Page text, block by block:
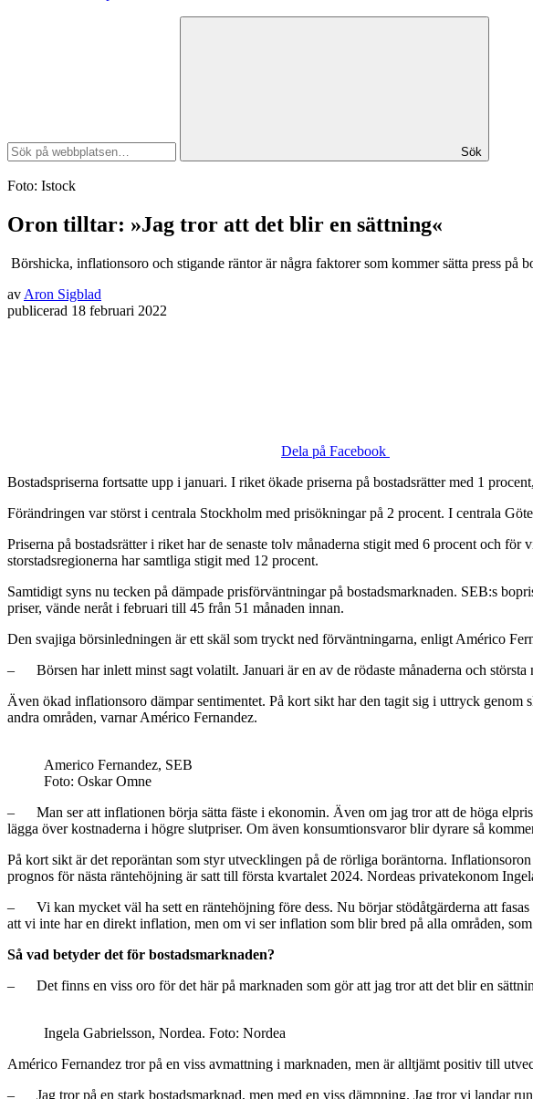
Sök
Foto: Istock
Oron tilltar: »Jag tror att det blir en sättning«
Börshicka, inflationsoro och stigande räntor är några faktorer som kommer sätta press på
av Aron Sigblad
publicerad 18 februari 2022
Dela på Facebook
Bostadspriserna fortsatte upp i januari. I riket ökade priserna på bostadsrätter med 1
Förändringen var störst i centrala Stockholm med prisökningar på 2 procent. I centrala
Priserna på bostadsrätter i riket har de senaste tolv månaderna stigit med 6 procent och
storstadsregionerna har samtliga stigit med 12 procent.
Samtidigt syns nu tecken på dämpade prisförväntningar på bostadsmarknaden. SEB:s
priser, vände neråt i februari till 45 från 51 månaden innan.
Den svajiga börsinledningen är ett skäl som tryckt ned förväntningarna, enligt Américo
– Börsen har inlett minst sagt volatilt. Januari är en av de rödaste månaderna och största
Även ökad inflationsoro dämpar sentimentet. På kort sikt har den tagit sig i uttryck
andra områden, varnar Américo Fernandez.
Americo Fernandez, SEB
Foto: Oskar Omne
– Man ser att inflationen börja sätta fäste i ekonomin. Även om jag tror att de höga
lägga över kostnaderna i högre slutpriser. Om även konsumtionsvaror blir dyrare så
På kort sikt är det reporäntan som styr utvecklingen på de rörliga boräntorna.
prognos för nästa räntehöjning är satt till första kvartalet 2024. Nordeas privatekonom
– Vi kan mycket väl ha sett en räntehöjning före dess. Nu börjar stödåtgärderna att
att vi inte har en direkt inflation, men om vi ser inflation som blir bred på alla områden,
Så vad betyder det för bostadsmarknaden?
– Det finns en viss oro för det här på marknaden som gör att jag tror att det blir en
Ingela Gabrielsson, Nordea. Foto: Nordea
Américo Fernandez tror på en viss avmattning i marknaden, men är alltjämt positiv till
– Jag tror på en stark bostadsmarknad, men med en viss dämpning. Jag tror vi landar